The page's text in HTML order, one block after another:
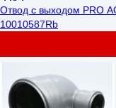
Отвод с выходом PRO
10010587Rb